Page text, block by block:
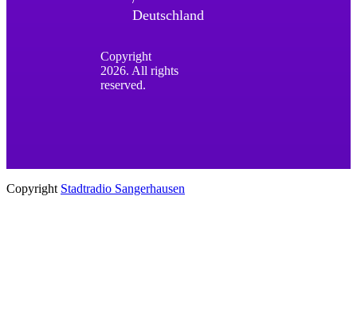
Deutschland
Copyright
2026. All rights
reserved.
Copyright Stadtradio Sangerhausen